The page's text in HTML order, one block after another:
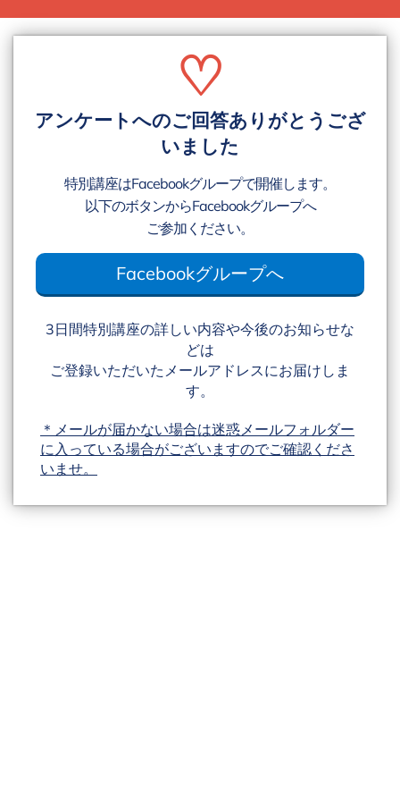
♡
アンケートへのご回答ありがとうござ
いました
特別講座はFacebookグループで開催します。
以下のボタンからFacebookグループへ
ご参加ください。
Facebookグループへ
3日間特別講座の詳しい内容や今後のお知らせな
どは
ご登録いただいたメールアドレスにお届けしま
す。
＊メールが届かない場合は迷惑メールフォルダー
に入っている場合がございますのでご確認くださ
いませ。